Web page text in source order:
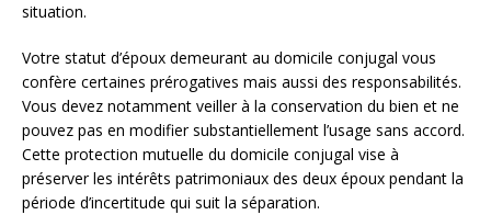
situation.
Votre statut d’époux demeurant au domicile conjugal vous
confère certaines prérogatives mais aussi des responsabilités.
Vous devez notamment veiller à la conservation du bien et ne
pouvez pas en modifier substantiellement l’usage sans accord.
Cette protection mutuelle du domicile conjugal vise à
préserver les intérêts patrimoniaux des deux époux pendant la
période d’incertitude qui suit la séparation.